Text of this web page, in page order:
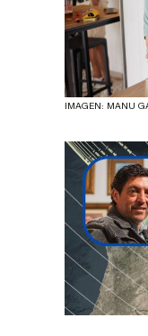
IMAGEN: MANU